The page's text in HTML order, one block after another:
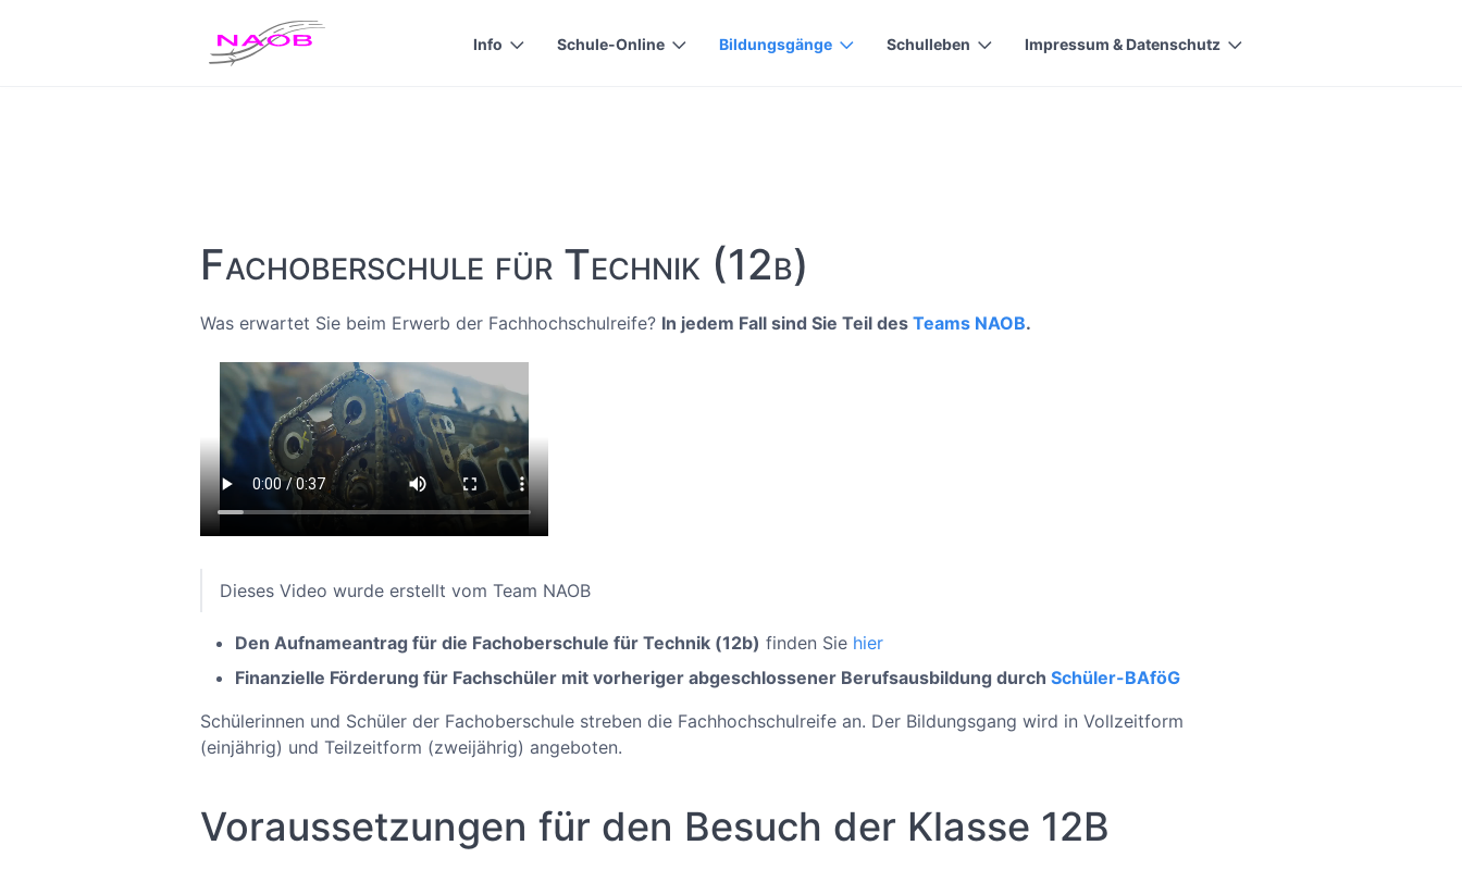
Info Schule-Online Bildungsgänge Schulleben Impressum & Datenschutz
Fach­ober­schule für Tech­nik (12b)
Was erwartet Sie beim Erwerb der Fachhochschulreife? In jedem Fall sind Sie Teil des Teams NAOB.
Dieses Video wurde erstellt vom Team NAOB
Den Aufnameantrag für die Fachoberschule für Technik (12b) finden Sie hier
Finanzielle Förderung für Fachschüler mit vorheriger abgeschlossener Berufsausbildung durch Schüler-BAföG
Schülerinnen und Schüler der Fachoberschule streben die Fachhochschulreife an. Der Bildungsgang wird in Vollzeitform
(einjährig) und Teilzeitform (zweijährig) angeboten.
Voraussetzungen für den Besuch der Klasse 12B